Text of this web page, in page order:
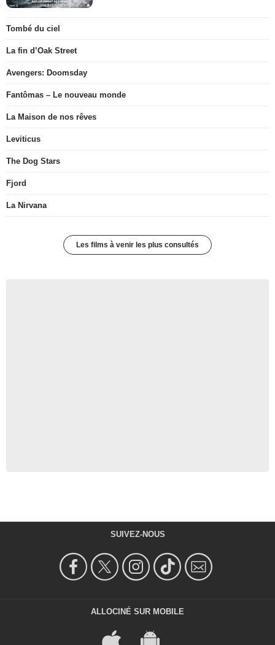
Tombé du ciel
La fin d’Oak Street
Avengers: Doomsday
Fantômas – Le nouveau monde
La Maison de nos rêves
Leviticus
The Dog Stars
Fjord
La Nirvana
Les films à venir les plus consultés
SUIVEZ-NOUS
ALLOCINÉ SUR MOBILE